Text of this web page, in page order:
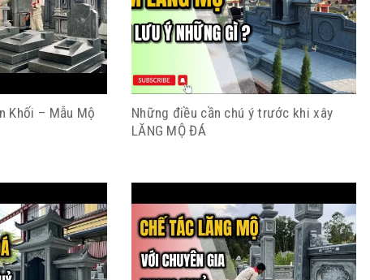
Khối – Mẫu Mộ
Những điều cần chú ý trước khi xây
LĂNG MỘ ĐÁ